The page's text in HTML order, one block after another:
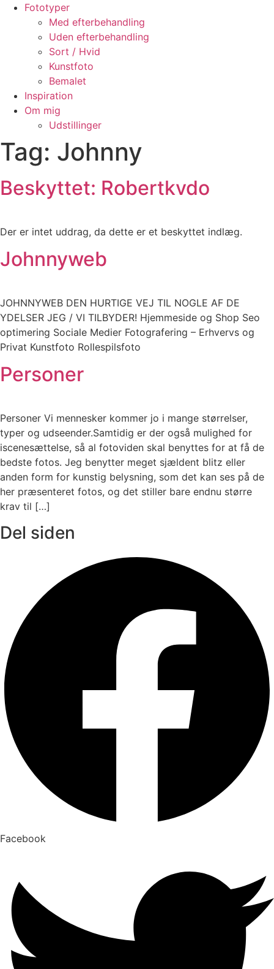
Fototyper
Med efterbehandling
Uden efterbehandling
Sort / Hvid
Kunstfoto
Bemalet
Inspiration
Om mig
Udstillinger
Tag: Johnny
Beskyttet: Robertkvdo
Der er intet uddrag, da dette er et beskyttet indlæg.
Johnnyweb
JOHNNYWEB DEN HURTIGE VEJ TIL NOGLE AF DE
YDELSER JEG / VI TILBYDER! Hjemmeside og Shop Seo
optimering Sociale Medier Fotografering – Erhvervs og
Privat Kunstfoto Rollespilsfoto
Personer
Personer Vi mennesker kommer jo i mange størrelser,
typer og udseender.Samtidig er der også mulighed for
iscenesættelse, så al fotoviden skal benyttes for at få de
bedste fotos. Jeg benytter meget sjældent blitz eller
anden form for kunstig belysning, som det kan ses på de
her præsenteret fotos, og det stiller bare endnu større
krav til […]
Del siden
Facebook